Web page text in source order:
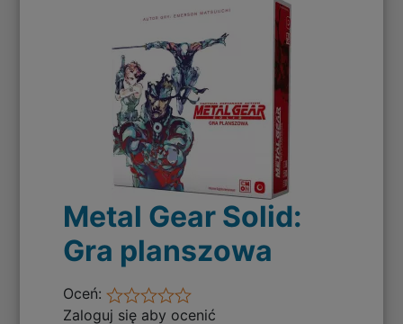
Metal Gear Solid:
Gra planszowa
Oceń:
Zaloguj się aby ocenić